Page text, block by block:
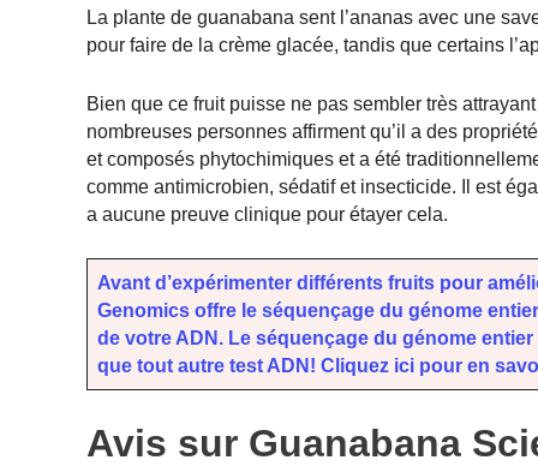
La plante de guanabana sent l’ananas avec une
pour faire de la crème glacée, tandis que certains
Bien que ce fruit puisse ne pas sembler très
nombreuses personnes affirment qu’il a des
et composés phytochimiques et a été
comme antimicrobien, sédatif et insecticide. Il est
a aucune preuve clinique pour étayer cela.
Avant d’expérimenter différents fruits pour
Genomics offre le séquençage du génome
de votre ADN. Le séquençage du génome
que tout autre test ADN! Cliquez ici pour en
Avis sur Guanabana